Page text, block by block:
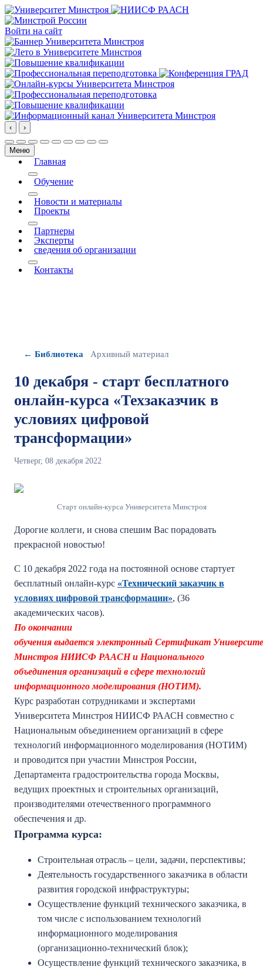
Войти на сайт
‹ ›
Меню
Главная
More about: Главная
Обучение
More about: Обучение
Новости и материалы
Проекты
More about: Проекты
Партнеры
Эксперты
сведения об организации
More about: сведения об организации
Контакты
← Библиотека Архивный материал
10 декабря - старт бесплатного
онлайн-курса «Техзаказчик в
условиях цифровой
трансформации»
Четверг, 08 декабря 2022
Старт онлайн-курса Университета Минстроя
Дорогие коллеги, и снова спешим Вас порадовать
прекрасной новостью!
С 10 декабря 2022 года на постоянной основе стартует
бесплатный онлайн-курс «Технический заказчик в
условиях цифровой трансформации», (36
академических часов).
По окончании
обучения выдается электронный Сертификат
Минстроя НИИСФ РААСН и Национального
объединения организаций в сфере технологий
информационного моделирования (НОТИМ).
Курс разработан сотрудниками и экспертами
Университета Минстроя НИИСФ РААСН совместно с
Национальным объединением организаций в сфере
технологий информационного моделирования (НОТИМ)
и проводится при участии Минстроя России,
Департамента градостроительства города Москвы,
ведущих проектных и строительных организаций,
производителями отечественного программного
обеспечения и др.
Программа курса:
Строительная отрасль – цели, задачи, перспективы;
Деятельность государственного заказчика в области
развития городской инфраструктуры;
Осуществление функций технического заказчика, в
том числе с использованием технологий
информационного моделирования
(организационно-технический блок);
Осуществление функций технического заказчика, в